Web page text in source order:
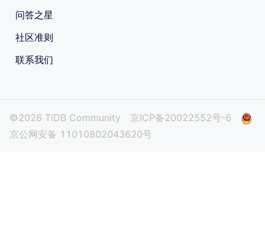
问答之星
社区准则
联系我们
©2026 TiDB Community
京ICP备20022552号-6
京公网安备 11010802043620号